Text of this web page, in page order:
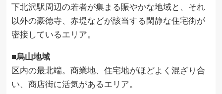
下北沢駅周辺の若者が集まる賑やかな地域と、それ
以外の豪徳寺、赤堤などが該当する閑静な住宅街が
密接しているエリア。
■烏山地域
区内の最北端。商業地、住宅地がほどよく混ざり合
い、商店街に活気があるエリア。